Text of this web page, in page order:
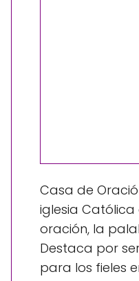
Casa de
iglesia
oración, la
Destaca por
para los fieles